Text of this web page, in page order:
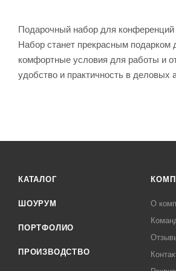
Подарочный набор для
Набор станет прекрасным подарком
комфортные условия для работы и
удобство и практичность в деловых
КАТАЛОГ
ШОУРУМ
ПОРТФОЛИО
ПРОИЗВОДСТВО
О